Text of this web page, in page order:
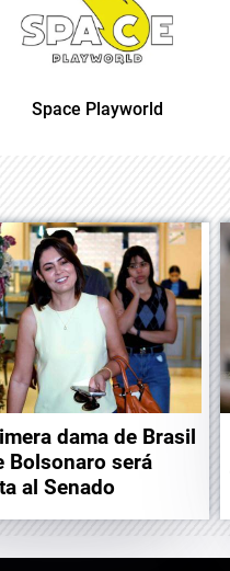
Space Playworld
dama de Brasil
Bolsonaro será
al Senado